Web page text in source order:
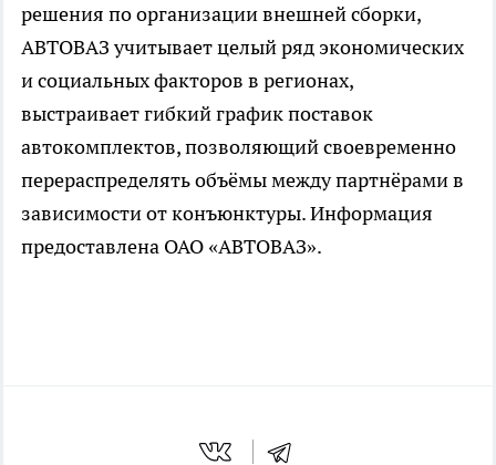
решения по организации внешней сборки,
АВТОВАЗ учитывает целый ряд экономических
и социальных факторов в регионах,
выстраивает гибкий график поставок
автокомплектов, позволяющий своевременно
перераспределять объёмы между партнёрами в
зависимости от конъюнктуры. Информация
предоставлена ОАО «АВТОВАЗ».